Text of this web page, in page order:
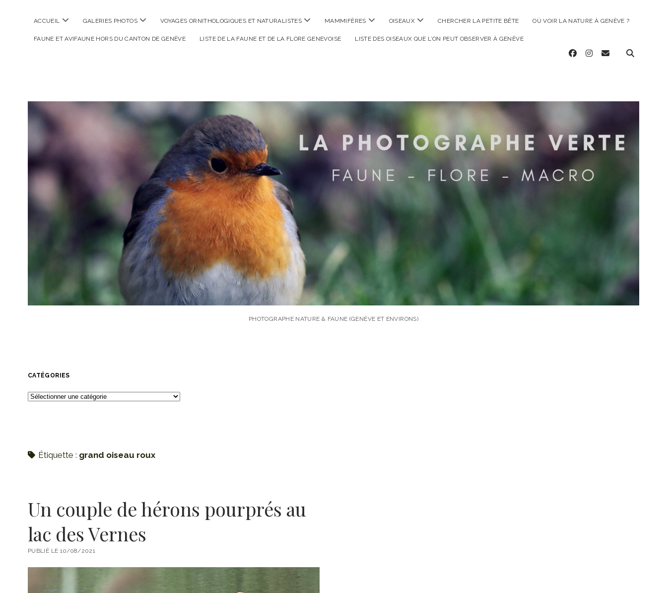
ACCUEIL ouvrir
GALERIES PHOTOS ouvrir
VOYAGES ORNITHOLOGIQUES ET NATURALISTES ouvrir
MAMMIFÈRES ouvrir
OISEAUX ouvrir
CHERCHER LA PETITE BÊTE OÙ VOIR LA NATURE À GENÈVE ?
FAUNE ET AVIFAUNE HORS DU CANTON DE GENÈVE LISTE DE LA FAUNE ET DE LA FLORE GENEVOISE LISTE DES OISEAUX QUE L’ON PEUT OBSERVER À GENÈVE
facebookinstagram
email
La
Photographe
Verte
PHOTOGRAPHE NATURE & FAUNE (GENÈVE ET ENVIRONS)
CATÉGORIES
Catégories
Étiquette : grand oiseau roux
Un couple de hérons pourprés au
lac des Vernes
PUBLIÉ LE 10/08/2021